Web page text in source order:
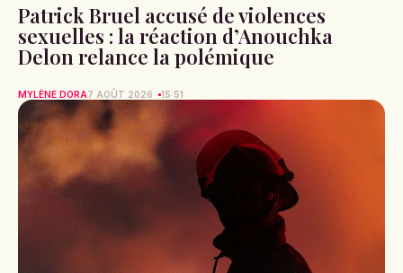
Patrick Bruel accusé de violences
sexuelles : la réaction d’Anouchka
Delon relance la polémique
MYLÈNE DORA7 AOÛT 2026 15:51